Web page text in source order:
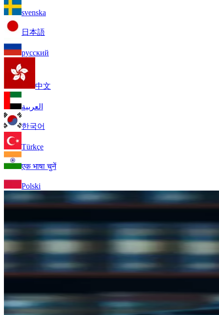
svenska
日本語
русский
中文
العربية
한국어
Türkçe
एक भाषा चुनें
Polski